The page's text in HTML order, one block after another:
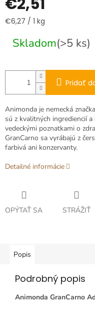
€2,51
Jednotková
€6,27 / 1 kg
Skladom(>5 ks)
Pridať
Animonda je nemecká
sú z kvalitných ingrediencií
vedeckými poznatkami o
GranCarno sa vyrábajú z
farbivá ani konzervanty.
Detailné informácie
OPÝTAŤ SA STRÁŽIŤ
Popis
Podrobný popis
Animonda GranCarno